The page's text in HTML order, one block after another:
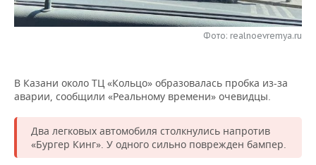
НЕФТЕХИМИЯ
ЭНЕРГЕТИКА
РОЗНИЧНАЯ ТОРГОВЛЯ
УСЛУГИ
НОВОСТИ ТЕХНОЛОГИЙ
МЕДИА
ТЕЛЕКОММУНИКАЦИИ
МЕРОПРИЯТИЯ
ВЫЕЗДНАЯ РЕДАКЦИЯ
ONLINE-КОНФЕРЕНЦИИ
НОВОСТИ СПОРТА
ХОККЕЙ
ОБЩЕСТВО
НОВОСТИ ОБЩЕСТВА
ВЛАСТЬ
ФОТОГАЛЕРЕЯ
СЮЖЕТЫ
Фото: realnoevremya.ru
В Казани около ТЦ «Кольцо» образовалась пробка из-за
аварии, сообщили «Реальному времени» очевидцы.
Два легковых автомобиля столкнулись напротив
«Бургер Кинг». У одного сильно поврежден бампер.